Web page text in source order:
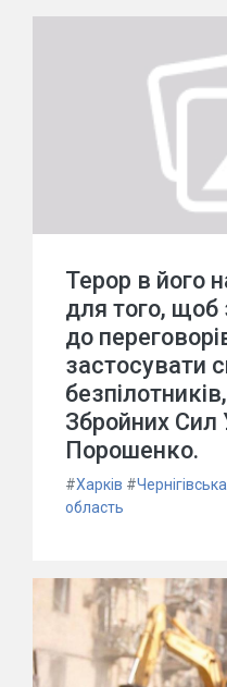
Терор в його
для того, щоб
до
застосувати
Збройних Сил
Порошенко.
#Харків #
область